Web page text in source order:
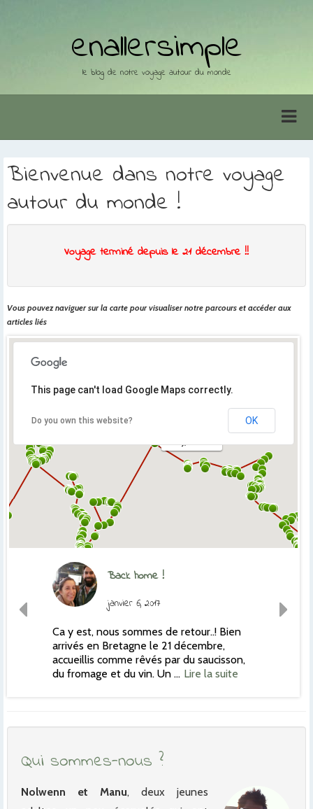
enallersimple
le blog de notre voyage autour du monde
Bienvenue dans notre voyage
autour du monde !
Voyage terminé depuis le 21 décembre !!
Vous pouvez naviguer sur la carte pour visualiser notre parcours et accéder aux
articles liés
This page can't load Google Maps correctly.
Do you own this website? OK
Back home !
janvier 6, 2017
Ca y est, nous sommes de retour..! Bien
arrivés en Bretagne le 21 décembre,
accueillis comme rêvés par du saucisson,
du fromage et du vin. Un … Lire la suite
Qui sommes-nous ?
Nolwenn et Manu, deux jeunes